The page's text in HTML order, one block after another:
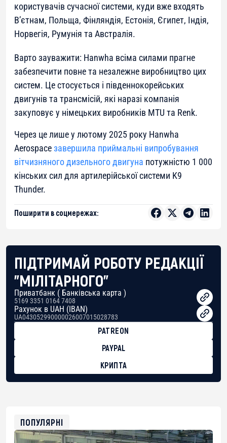
користувачів сучасної системи, куди вже входять
В’єтнам, Польща, Фінляндія, Естонія, Єгипет, Індія,
Норвегія, Румунія та Австралія.
Варто зауважити: Hanwha всіма силами прагне
забезпечити повне та незалежне виробництво цих
систем. Це стосується і південнокорейських
двигунів та трансмісій, які наразі компанія
закуповує у німецьких виробників MTU та Renk.
Через це лише у лютому 2025 року Hanwha
Aerospaceзавершила приймальні випробування
вітчизняного дизельного двигуна потужністю 1 000
кінських сил для артилерійської системи K9
Thunder.
Поширити в соцмережах:
ПІДТРИМАЙ РОБОТУ РЕДАКЦІЇ
"МІЛІТАРНОГО"
Приватбанк ( Банківська карта )
5169 3351 0164 7408
Рахунок в UAH (IBAN)
UA043052990000026007015028783
PATREON
PAYPAL
КРИПТА
0xfD02863D3289416fcF50975c9DFda13623f97758
ПОПУЛЯРНІ